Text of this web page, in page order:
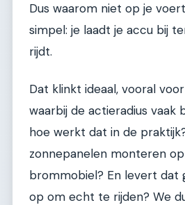
Dus waarom niet op je
simpel: je laadt je accu bij
rijdt.
Dat klinkt ideaal, vooral
waarbij de actieradius vaak
hoe werkt dat in de
zonnepanelen monteren
brommobiel? En levert dat
op om echt te rijden? We